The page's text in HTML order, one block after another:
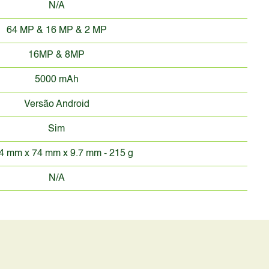
N/A
64 MP & 16 MP & 2 MP
16MP & 8MP
5000 mAh
Versão Android
Sim
mm x 74 mm x 9.7 mm - 215 g
N/A